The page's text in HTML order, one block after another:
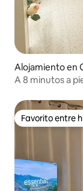
Alojamiento en
A 8 minutos a
JYP / Hospital
Favorito entre
Favorito entre